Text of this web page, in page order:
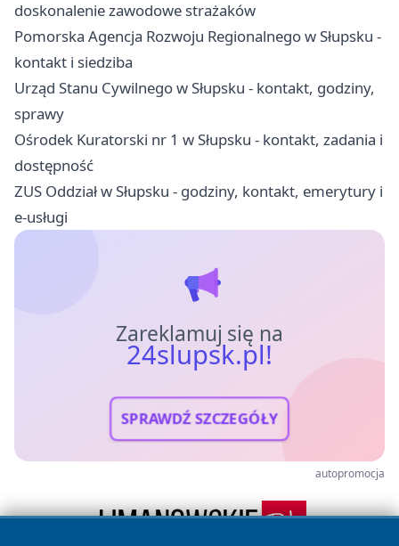
doskonalenie zawodowe strażaków
Pomorska Agencja Rozwoju Regionalnego w Słupsku -
kontakt i siedziba
Urząd Stanu Cywilnego w Słupsku - kontakt, godziny,
sprawy
Ośrodek Kuratorski nr 1 w Słupsku - kontakt, zadania i
dostępność
ZUS Oddział w Słupsku - godziny, kontakt, emerytury i
e-usługi
Zareklamuj się na
24slupsk.pl!
SPRAWDŹ SZCZEGÓŁY
autopromocja